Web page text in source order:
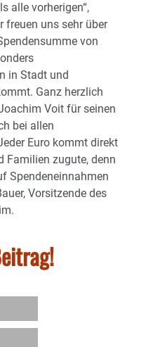
alle vorherigen“,
freuen uns sehr über
von
in Stadt und
Ganz herzlich
Voit für seinen
bei allen
Euro kommt direkt
Familien zugute, denn
Spendeneinnahmen
Vorsitzende des